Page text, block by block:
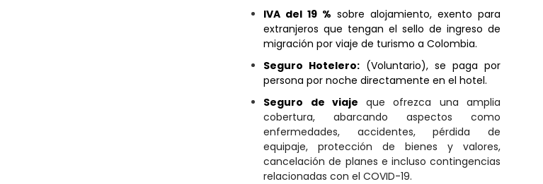
IVA del 19 % sobre alojamiento, exento para
extranjeros que tengan el sello de ingreso de
migración por viaje de turismo a Colombia.
Seguro Hotelero: (Voluntario), se paga por
persona por noche directamente en el hotel.
Seguro de viaje que ofrezca una amplia
cobertura, abarcando aspectos como
enfermedades, accidentes, pérdida de
equipaje, protección de bienes y valores,
cancelación de planes e incluso contingencias
relacionadas con el COVID-19.